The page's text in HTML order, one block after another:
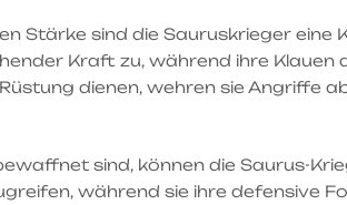
Stärke sind die Sauruskrieger
Kraft zu, während ihre Klauen
dienen, wehren sie Angriffe
sind, können die Saurus-
während sie ihre defensive